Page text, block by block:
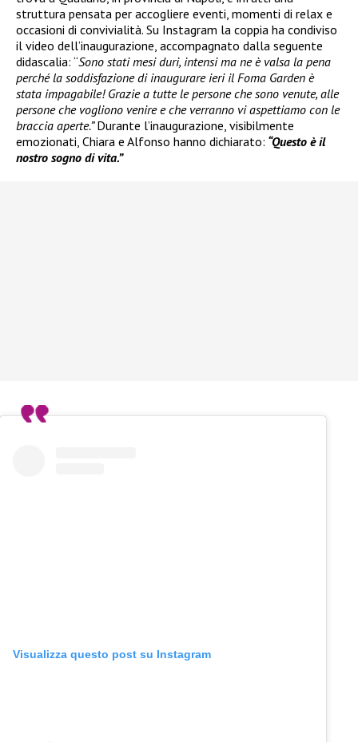
struttura pensata per accogliere eventi, momenti di relax e
occasioni di convivialità. Su Instagram la coppia ha condiviso
il video dell’inaugurazione, accompagnato dalla seguente
didascalia: “Sono stati mesi duri, intensi ma ne è valsa la pena
perché la soddisfazione di inaugurare ieri il Foma Garden è
stata impagabile! Grazie a tutte le persone che sono venute, alle
persone che vogliono venire e che verranno vi aspettiamo con le
braccia aperte.”Durante l’inaugurazione, visibilmente
emozionati, Chiara e Alfonso hanno dichiarato: “Questo è il
nostro sogno di vita.”
Visualizza questo post su Instagram